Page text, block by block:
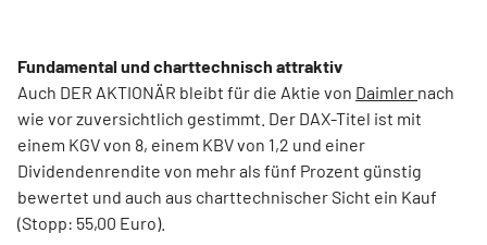
Fundamental und charttechnisch attraktiv
Auch DER AKTIONÄR bleibt für die Aktie von Daimler nach
wie vor zuversichtlich gestimmt. Der DAX-Titel ist mit
einem KGV von 8, einem KBV von 1,2 und einer
Dividendenrendite von mehr als fünf Prozent günstig
bewertet und auch aus charttechnischer Sicht ein Kauf
(Stopp: 55,00 Euro).